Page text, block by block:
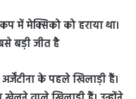
में मेक्सिको को हराया था।
बड़ी जीत है
के पहले खिलाड़ी हैं।